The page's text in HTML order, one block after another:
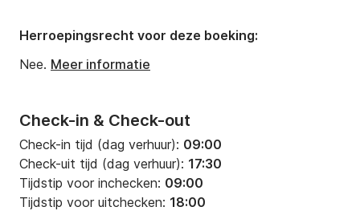
Check-in & Check-out
Check-in tijd (dag verhuur): 09:00
Check-uit tijd (dag verhuur): 17:30
Tijdstip voor inchecken: 09:00
Tijdstip voor uitchecken: 18:00
Herroepingsrecht voor deze boeking:
Nee. Meer informatie